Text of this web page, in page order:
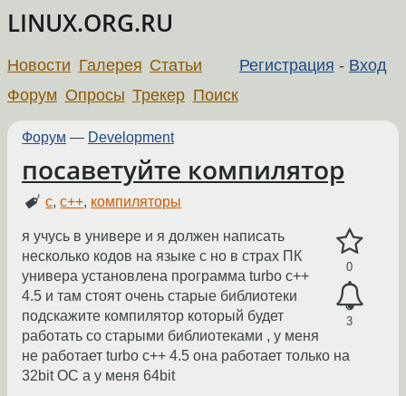
LINUX.ORG.RU
Регистрация - Вход
Новости Галерея Статьи
Форум Опросы Трекер Поиск
Форум — Development
посаветуйте компилятор
c,c++, компиляторы
0
3
я учусь в универе и я должен написать
несколько кодов на языке c но в страх ПК
универа установлена программа turbo c++
4.5 и там стоят очень старые библиотеки
подскажите компилятор который будет
работать со старыми библиотеками , у меня
не работает turbo c++ 4.5 она работает только на
32bit ОС а у меня 64bit